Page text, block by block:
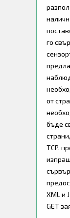
го
от
бъде
TCP,
XML и
GET